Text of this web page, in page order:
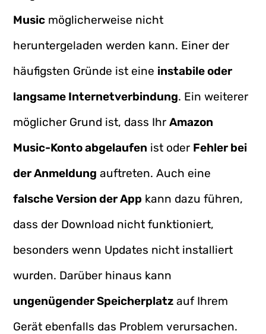
Music möglicherweise nicht
heruntergeladen werden kann. Einer der
häufigsten Gründe ist eine instabile oder
langsame Internetverbindung. Ein weiterer
möglicher Grund ist, dass IhrAmazon
Music-Konto abgelaufen ist oder Fehler bei
der Anmeldung auftreten. Auch eine
falsche Version der App kann dazu führen,
dass der Download nicht funktioniert,
besonders wenn Updates nicht installiert
wurden. Darüber hinaus kann
ungenügender Speicherplatz auf Ihrem
Gerät ebenfalls das Problem verursachen.